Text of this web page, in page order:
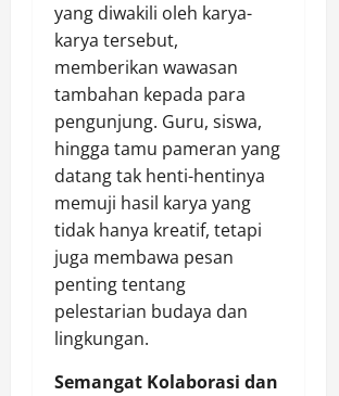
yang diwakili oleh karya-
karya tersebut,
memberikan wawasan
tambahan kepada para
pengunjung. Guru, siswa,
hingga tamu pameran yang
datang tak henti-hentinya
memuji hasil karya yang
tidak hanya kreatif, tetapi
juga membawa pesan
penting tentang
pelestarian budaya dan
lingkungan.
Semangat Kolaborasi dan